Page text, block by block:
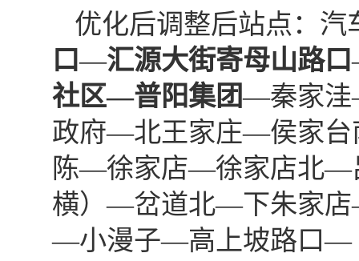
优化后调整后站点：
口—汇源大街寄母山路口
社区—普阳集团—秦家
政府—北王家庄—侯家
陈—徐家店—徐家店北
横）—岔道北—下朱家
—小漫子—高上坡路口—